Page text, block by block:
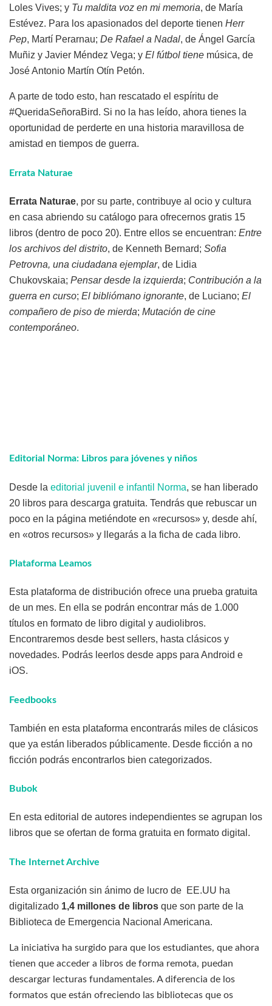
Loles Vives; y Tu maldita voz en mi memoria, de María
Estévez. Para los apasionados del deporte tienen Herr
Pep, Martí Perarnau; De Rafael a Nadal, de Ángel García
Muñiz y Javier Méndez Vega; y El fútbol tiene música, de
José Antonio Martín Otín Petón.
A parte de todo esto, han rescatado el espíritu de
#QueridaSeñoraBird. Si no la has leído, ahora tienes la
oportunidad de perderte en una historia maravillosa de
amistad en tiempos de guerra.
Errata Naturae
Errata Naturae, por su parte, contribuye al ocio y cultura
en casa abriendo su catálogo para ofrecernos gratis 15
libros (dentro de poco 20). Entre ellos se encuentran: Entre
los archivos del distrito, de Kenneth Bernard; Sofia
Petrovna, una ciudadana ejemplar, de Lidia
Chukovskaia; Pensar desde la izquierda; Contribución a la
guerra en curso; El bibliómano ignorante, de Luciano; El
compañero de piso de mierda; Mutación de cine
contemporáneo.
Editorial Norma: Libros para jóvenes y niños
Desde la editorial juvenil e infantil Norma, se han liberado
20 libros para descarga gratuita. Tendrás que rebuscar un
poco en la página metiéndote en «recursos» y, desde ahí,
en «otros recursos» y llegarás a la ficha de cada libro.
Plataforma Leamos
Esta plataforma de distribución ofrece una prueba gratuita
de un mes. En ella se podrán encontrar más de 1.000
títulos en formato de libro digital y audiolibros.
Encontraremos desde best sellers, hasta clásicos y
novedades. Podrás leerlos desde apps para Android e
iOS.
Feedbooks
También en esta plataforma encontrarás miles de clásicos
que ya están liberados públicamente. Desde ficción a no
ficción podrás encontrarlos bien categorizados.
Bubok
En esta editorial de autores independientes se agrupan los
libros que se ofertan de forma gratuita en formato digital.
The Internet Archive
Esta organización sin ánimo de lucro de EE.UU ha
digitalizado 1,4 millones de libros que son parte de la
Biblioteca de Emergencia Nacional Americana.
La iniciativa ha surgido para que los estudiantes, que ahora
tienen que acceder a libros de forma remota, puedan
descargar lecturas fundamentales. A diferencia de los
formatos que están ofreciendo las bibliotecas que os